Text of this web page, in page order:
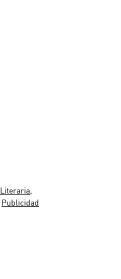
Literaria
Publicidad